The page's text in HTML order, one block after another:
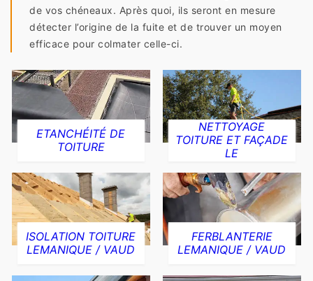
de vos chéneaux. Après quoi, ils seront en mesure
détecter l’origine de la fuite et de trouver un moyen
efficace pour colmater celle-ci.
ETANCHÉITÉ DE
TOITURE
NETTOYAGE
TOITURE ET FAÇADE
LE
ISOLATION TOITURE
LEMANIQUE / VAUD
FERBLANTERIE
LEMANIQUE / VAUD